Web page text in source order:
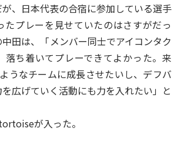
、日本代表の合宿に参加している選手
たプレーを見せていたのはさすがだっ
田は、「メンバー同士でアイコンタク
落ち着いてプレーできてよかった。来
うなチームに成長させたいし、デフバ
広げていく活動にも力を入れたい」と
が入った。